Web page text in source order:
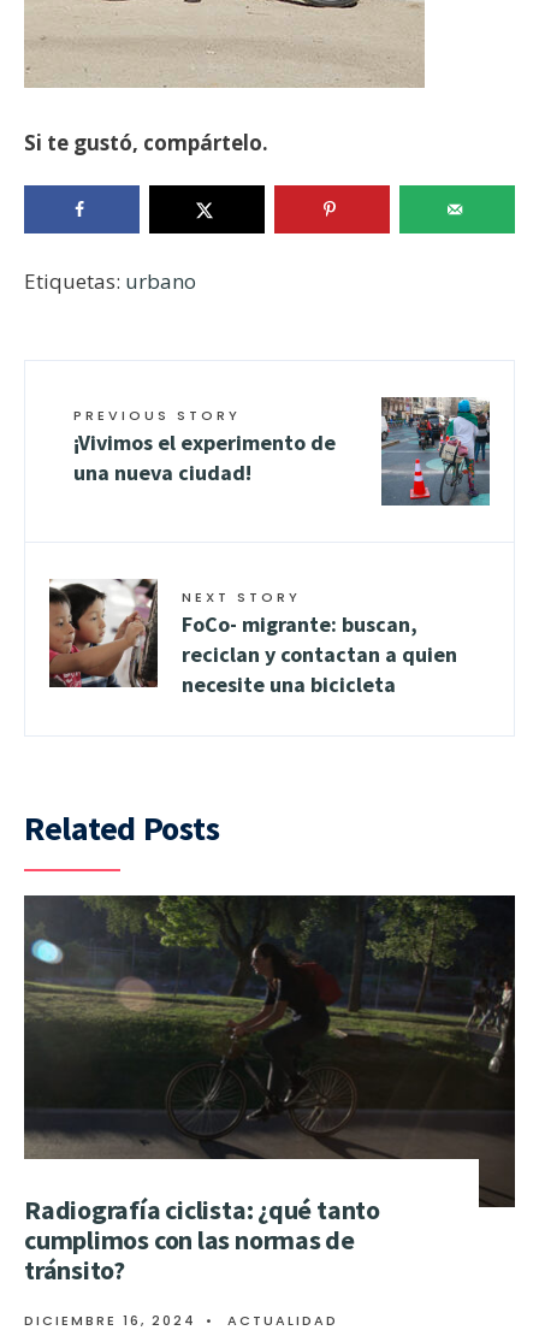
Si te gustó, compártelo.
Etiquetas: urbano
PREVIOUS STORY
¡Vivimos el experimento de
una nueva ciudad!
NEXT STORY
FoCo- migrante: buscan,
reciclan y contactan a quien
necesite una bicicleta
Related Posts
Radiografía ciclista: ¿qué tanto
cumplimos con las normas de
tránsito?
DICIEMBRE 16, 2024 • ACTUALIDAD